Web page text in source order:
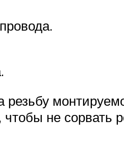
резьбу
не сорвать